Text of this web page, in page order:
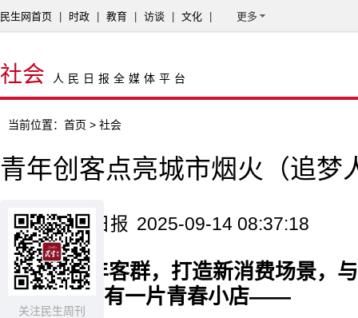
关注民生周刊
民生网首页 时政 教育 访谈 文化 更多
社会 人民日报全媒体平台
当前位置： 首页 > 社会
青年创客点亮城市烟火（追梦
来源：人民日报 2025-09-14 08:37:18
聚焦青年客群，打造新消费场景，
上海静安区有一片青春小店——